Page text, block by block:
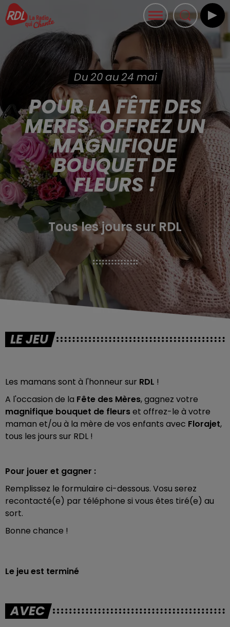
Du 20 au 24 mai
POUR LA FÊTE DES
MERES, OFFREZ UN
MAGNIFIQUE
BOUQUET DE
FLEURS !
Tous les jours sur RDL
LE JEU
Les mamans sont à l'honneur sur RDL !
A l'occasion de la Fête des Mères, gagnez votre
magnifique bouquet de fleurset offrez-le à votre
maman et/ou à la mère de vos enfants avec Florajet,
tous les jours sur RDL !
Pour jouer et gagner :
Remplissez le formulaire ci-dessous. Vosu serez
recontacté(e) par téléphone si vous êtes tiré(e) au
sort.
Bonne chance !
Le jeu est terminé
AVEC